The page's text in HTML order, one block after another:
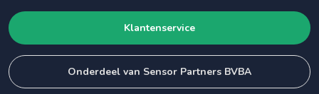
Klantenservice
Onderdeel van Sensor Partners BVBA